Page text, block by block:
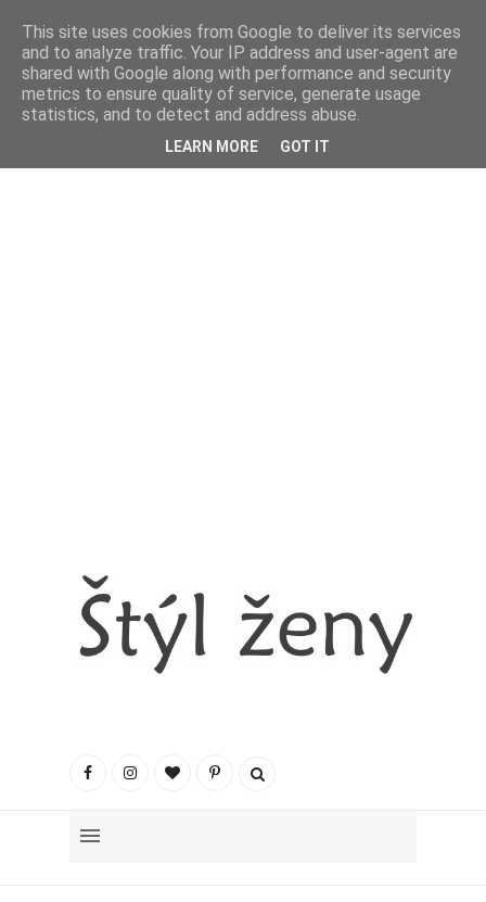
This site uses cookies from Google to deliver its services
and to analyze traffic. Your IP address and user-agent are
shared with Google along with performance and security
metrics to ensure quality of service, generate usage
statistics, and to detect and address abuse.
LEARN MORE GOT IT